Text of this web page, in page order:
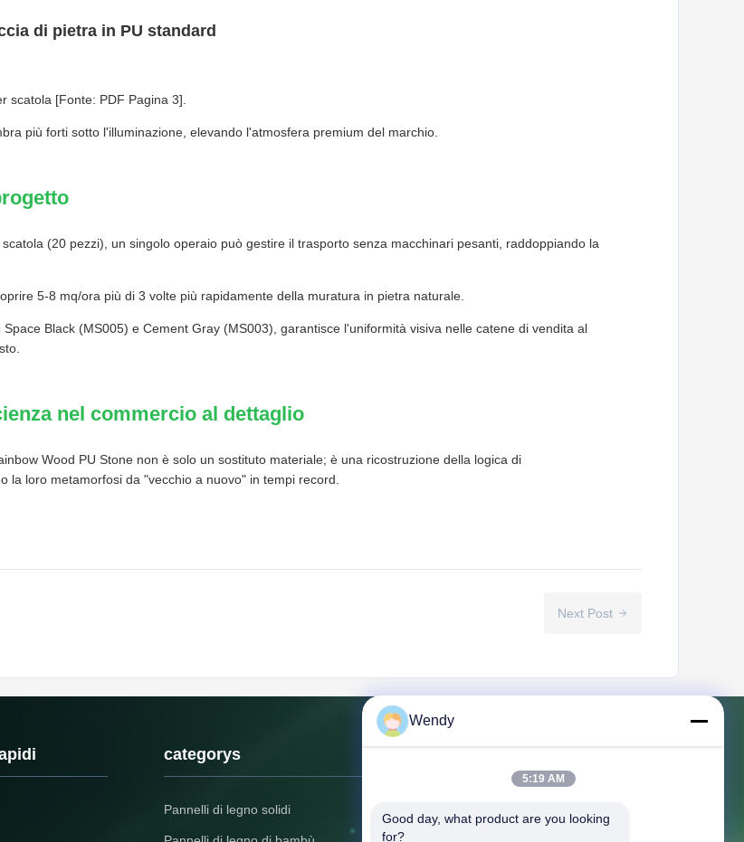
di pietra in PU standard
scatola [Fonte: PDF Pagina 3].
più forti sotto l'illuminazione, elevando l'atmosfera premium del marchio.
(20 pezzi), un singolo operaio può gestire il trasporto senza macchinari pesanti, raddoppiando la
5-8 mq/ora più di 3 volte più rapidamente della muratura in pietra naturale.
Black (MS005) e Cement Gray (MS003), garantisce l'uniformità visiva nelle catene di vendita al
nel commercio al dettaglio
Wood PU Stone non è solo un sostituto materiale; è una ricostruzione della logica di
la loro metamorfosi da "vecchio a nuovo" in tempi record.
Next Post
categorys
Pannelli di legno solidi
unità 2, costruzione 7, strada orientale
Wendy
5:19 AM
Good day, what product are you looking
for?